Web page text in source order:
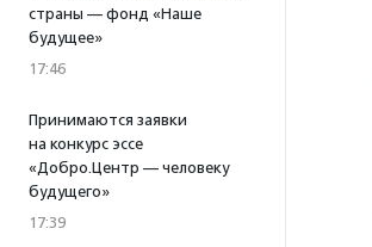
страны — фонд «Наше
будущее»
17:46
Принимаются заявки
на конкурс эссе
«Добро.Центр — человеку
будущего»
17:39